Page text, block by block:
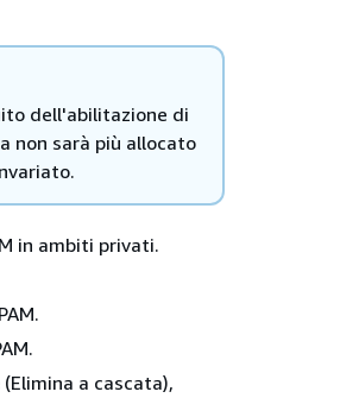
dell'abilitazione di
non sarà più allocato
in ambiti privati.
(Elimina a cascata),